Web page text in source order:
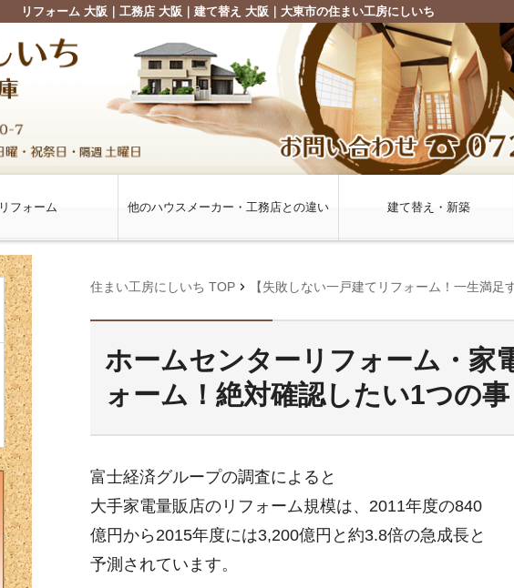
リフォーム 大阪｜工務店 大阪｜建て替え 大阪｜大東市の住まい工房にしいち
リフォーム 他のハウスメーカー・工務店との違い 建て替え・新築
住まい工房にしいち TOP chevron_right 【失敗しない一戸建てリフォーム！一生満足
ホームセンターリフォーム・家
ォーム！絶対確認したい1つの事
富士経済グループの調査によると
大手家電量販店のリフォーム規模は、2011年度の840
億円から2015年度には3,200億円と約3.8倍の急成長と
予測されています。